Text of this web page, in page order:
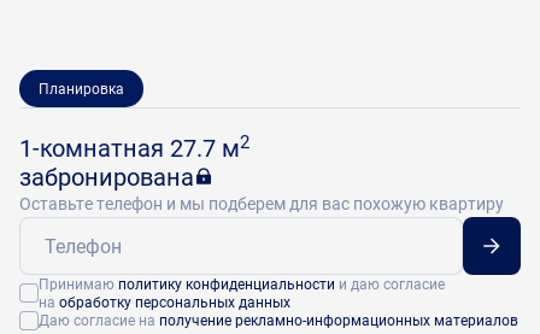
Планировка
1-комнатная 27.7 м2
забронирована
Оставьте телефон и мы подберем для вас похожую квартиру
Принимаю политику конфиденциальности и даю согласие
на обработку персональных данных
Даю согласие на получение рекламно-информационных материалов